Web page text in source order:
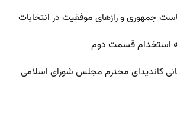
جمهوری و رازهای موفقیت در انتخابات
استخدام قسمت دوم
کاندیدای محترم مجلس شورای اسلامی